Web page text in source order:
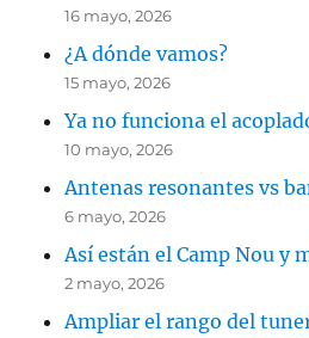
16 mayo, 2026
¿A dónde vamos?
15 mayo, 2026
Ya no funciona el
10 mayo, 2026
Antenas resonantes vs
6 mayo, 2026
Así están el Camp Nou y
2 mayo, 2026
Ampliar el rango del